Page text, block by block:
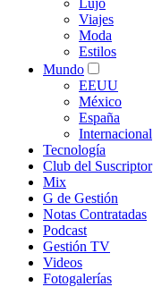
Lujo
Viajes
Moda
Estilos
Mundo
EEUU
México
España
Internacional
Tecnología
Club del Suscriptor
Mix
G de Gestión
Notas Contratadas
Podcast
Gestión TV
Videos
Fotogalerías